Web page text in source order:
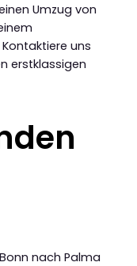
Umzug von
uns
erstklassigen
nach Palma